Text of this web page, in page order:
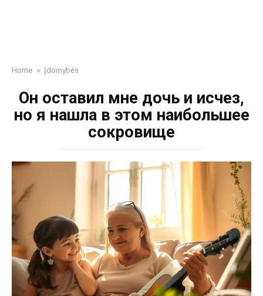
Home » Įdomybės
Он оставил мне дочь и исчез,
но я нашла в этом наибольшее
сокровище